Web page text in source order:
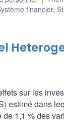
financier,
sur les
estimé dans
1,1 % des